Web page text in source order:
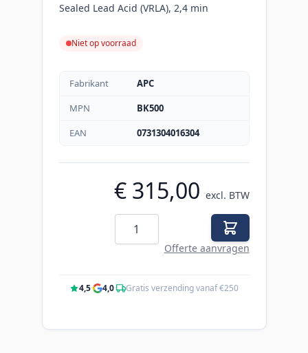
Sealed Lead Acid (VRLA), 2,4 min
Niet op voorraad
Fabrikant
APC
MPN
BK500
EAN
0731304016304
€ 315,00 excl. BTW
Aantal
Offerte aanvragen
4,5· 4,0· Gratis verzending vanaf €250